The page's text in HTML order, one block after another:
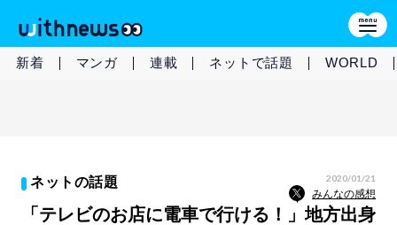
新着 マンガ 連載 ネットで話題 WORLD
ネットの話題 2020/01/21
みんなの感想
「テレビのお店に電車で行ける！」地方出身